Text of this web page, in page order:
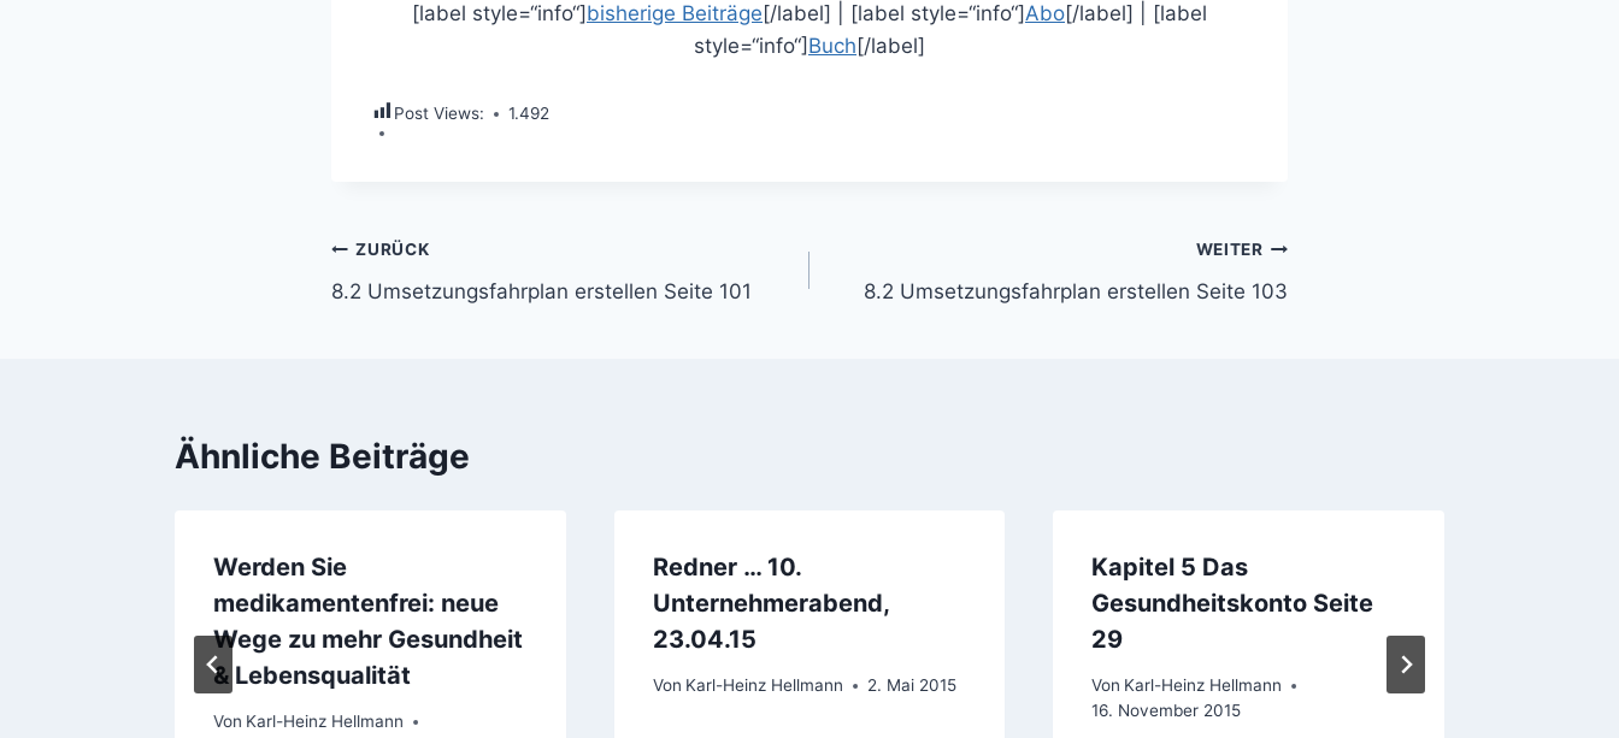
[label style=“info“] bisherige Beiträge [/label] | [label style=“info“]Abo[/label] | [label
style=“info“] Buch [/label]
Post Views: 1.492
Beitragsnavigation
ZURÜCK
8.2 Umsetzungsfahrplan erstellen Seite 101
WEITER
8.2 Umsetzungsfahrplan erstellen Seite 103
Ähnliche Beiträge
Werden Sie
medikamentenfrei: neue
Wege zu mehr Gesundheit
& Lebensqualität
Von Karl-Heinz Hellmann
Redner … 10.
Unternehmerabend,
23.04.15
Von Karl-Heinz Hellmann 2. Mai 2015
Kapitel 5 Das
Gesundheitskonto Seite
29
Von Karl-Heinz Hellmann
16. November 2015